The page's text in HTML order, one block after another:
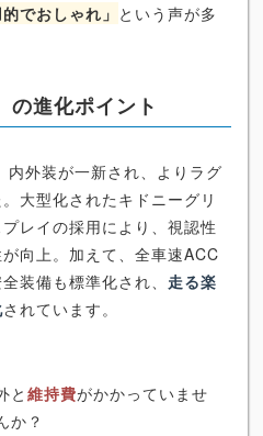
でおしゃれ」 という声が多
の進化ポイント
外装が一新され、よりラグ
大型化されたキドニーグリ
レイの採用により、視認性
向上。加えて、全車速ACC
装備も標準化され、 走る楽
されています。
と 維持費がかかっていませ
か？